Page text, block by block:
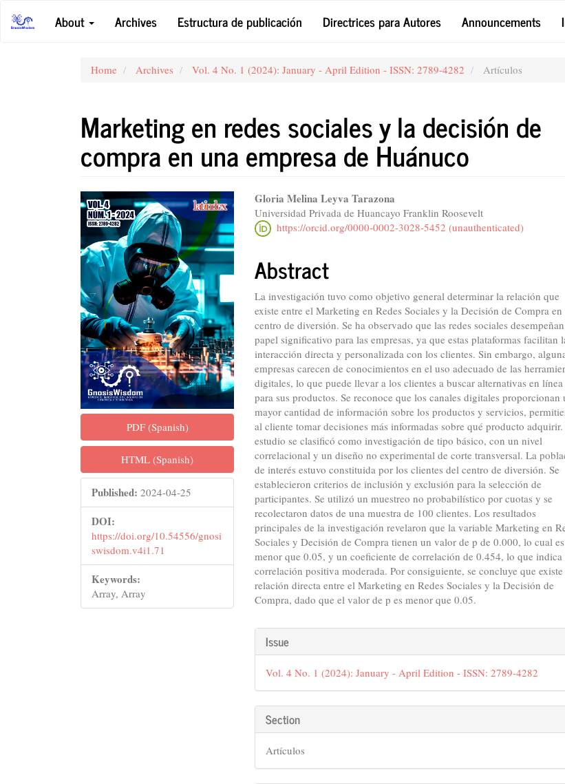
Navigation
About Archives Estructura de publicación Directrices para Autores Announcements
Home Archives Vol. 4 No. 1 (2024): January - April Edition - ISSN: 2789-4282 Artículos
Marketing en redes sociales y la decisión de
compra en una empresa de Huánuco
Article
Sidebar
PDF (Spanish)
HTML (Spanish)
Published: 2024-04-25
DOI:
https://doi.org/10.54556/gnosi
swisdom.v4i1.71
Keywords:
Array, Array
Main
Article
Gloria Melina Leyva Tarazona
Universidad Privada de Huancayo Franklin Roosevelt
https://orcid.org/0000-0002-3028-5452 (unauthenticated)
Abstract
La investigación tuvo como objetivo general determinar la relación que
existe entre el Marketing en Redes Sociales y la Decisión de Compra en
centro de diversión. Se ha observado que las redes sociales
papel significativo para las empresas, ya que estas plataformas facilitan
interacción directa y personalizada con los clientes. Sin embargo,
empresas carecen de conocimientos en el uso adecuado de las
digitales, lo que puede llevar a los clientes a buscar alternativas en línea
para sus productos. Se reconoce que los canales digitales proporcionan
mayor cantidad de información sobre los productos y servicios,
al cliente tomar decisiones más informadas sobre qué producto
estudio se clasificó como investigación de tipo básico, con un nivel
correlacional y un diseño no experimental de corte transversal. La
de interés estuvo constituida por los clientes del centro de diversión. Se
establecieron criterios de inclusión y exclusión para la selección de
participantes. Se utilizó un muestreo no probabilístico por cuotas y se
recolectaron datos de una muestra de 100 clientes. Los resultados
principales de la investigación revelaron que la variable Marketing en
Sociales y Decisión de Compra tienen un valor de p de 0.000, lo cual es
menor que 0.05, y un coeficiente de correlación de 0.454, lo que indica
correlación positiva moderada. Por consiguiente, se concluye que existe
relación directa entre el Marketing en Redes Sociales y la Decisión de
Compra, dado que el valor de p es menor que 0.05.
Article
Details
Issue
Vol. 4 No. 1 (2024): January - April Edition - ISSN: 2789-4282
Section
Artículos